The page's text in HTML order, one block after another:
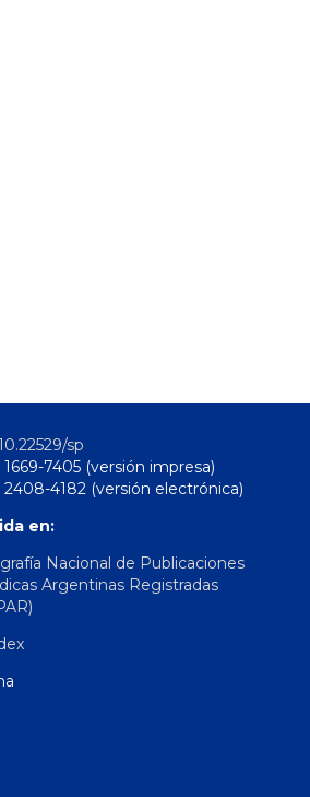
sp
1669-7405 (versión impresa)
2408-4182 (versión electrónica)
en:
Nacional de Publicaciones
Argentinas Registradas